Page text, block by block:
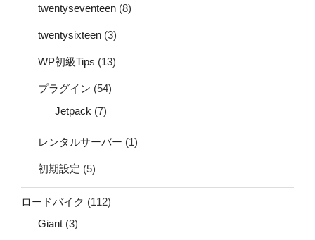
twentyseventeen (8)
twentysixteen (3)
WP初級Tips (13)
プラグイン (54)
Jetpack (7)
レンタルサーバー (1)
初期設定 (5)
ロードバイク (112)
Giant (3)